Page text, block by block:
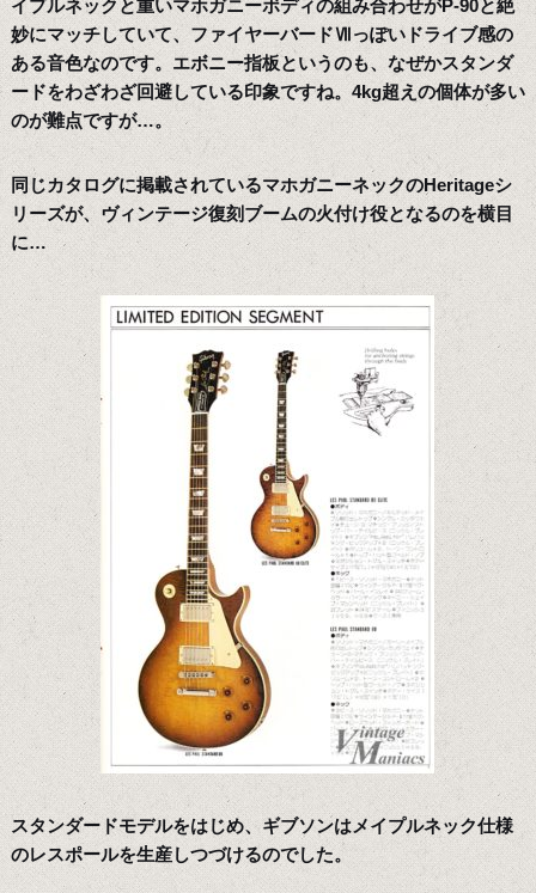
イプルネックと重いマホガニーボディの組み合わせがP-90と絶
妙にマッチしていて、ファイヤーバードⅦっぽいドライブ感の
ある音色なのです。エボニー指板というのも、なぜかスタンダ
ードをわざわざ回避している印象ですね。4kg超えの個体が多い
のが難点ですが…。
同じカタログに掲載されているマホガニーネックのHeritageシ
リーズが、ヴィンテージ復刻ブームの火付け役となるのを横目
に…
スタンダードモデルをはじめ、ギブソンはメイプルネック仕様
のレスポールを生産しつづけるのでした。